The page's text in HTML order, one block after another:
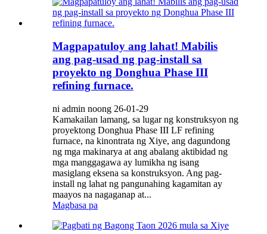
Magpapatuloy ang lahat! Mabilis
ang pag-usad ng pag-install sa
proyekto ng Donghua Phase III
refining furnace.
ni admin noong 26-01-29
Kamakailan lamang, sa lugar ng konstruksyon ng
proyektong Donghua Phase III LF refining
furnace, na kinontrata ng Xiye, ang dagundong
ng mga makinarya at ang abalang aktibidad ng
mga manggagawa ay lumikha ng isang
masiglang eksena sa konstruksyon. Ang pag-
install ng lahat ng pangunahing kagamitan ay
maayos na nagaganap at...
Magbasa pa